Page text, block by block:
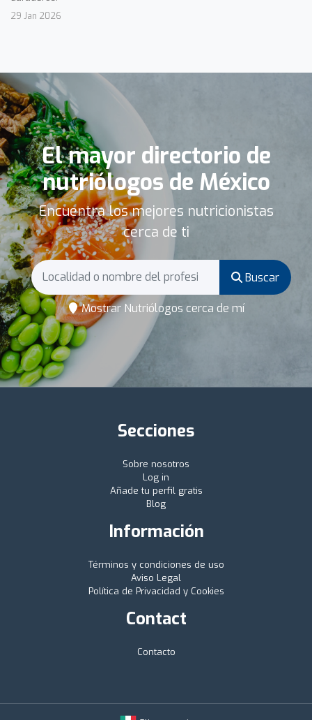
29 Jan 2026
El mayor directorio de
nutriólogos de México
Encuentra los mejores nutricionistas
cerca de ti
Buscar
Mostrar Nutriólogos cerca de mí
Secciones
Sobre nosotros
Log in
Añade tu perfil gratis
Blog
Información
Términos y condiciones de uso
Aviso Legal
Política de Privacidad y Cookies
Contact
Contacto